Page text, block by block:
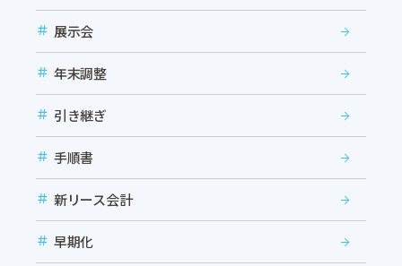
展示会
年末調整
引き継ぎ
手順書
新リース会計
早期化